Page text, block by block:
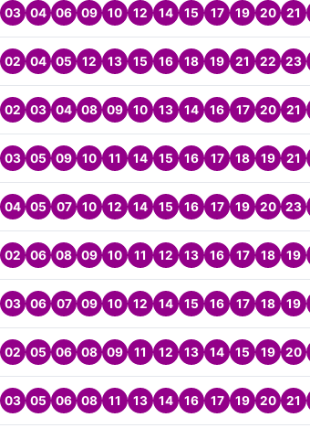
03 04 06 09 10 12 14 15 17 19 20 21
02 04 05 12 13 15 16 18 19 21 22 23
02 03 04 08 09 10 13 14 16 17 20 21
03 05 09 10 11 14 15 16 17 18 19 21
04 05 07 10 12 14 15 16 17 19 20 23
02 06 08 09 10 11 12 13 16 17 18 19
03 06 07 09 10 12 14 15 16 17 18 19
02 05 06 08 09 11 12 13 14 15 19 20
03 05 06 08 11 13 14 16 17 19 20 21